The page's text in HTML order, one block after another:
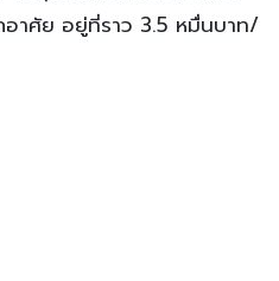
อาศัย อยู่ที่ราว 3.5 หมื่นบาท/